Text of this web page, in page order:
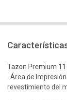
Tazon Premium
. Área de
revestimiento del